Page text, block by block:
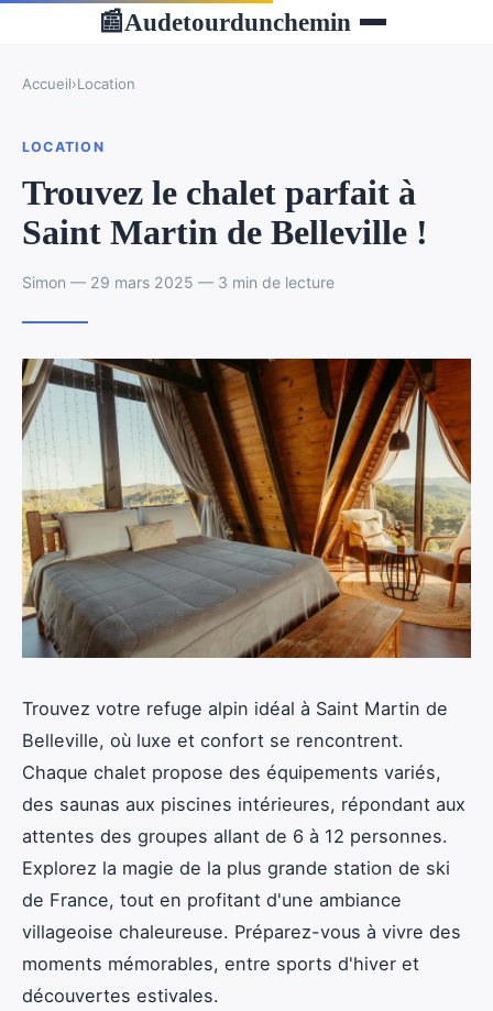
📰Audetourdunchemin
Accueil›Location
LOCATION
Trouvez le chalet parfait à
Saint Martin de Belleville !
Simon — 29 mars 2025 — 3 min de lecture
Trouvez votre refuge alpin idéal à Saint Martin de
Belleville, où luxe et confort se rencontrent.
Chaque chalet propose des équipements variés,
des saunas aux piscines intérieures, répondant aux
attentes des groupes allant de 6 à 12 personnes.
Explorez la magie de la plus grande station de ski
de France, tout en profitant d'une ambiance
villageoise chaleureuse. Préparez-vous à vivre des
moments mémorables, entre sports d'hiver et
découvertes estivales.